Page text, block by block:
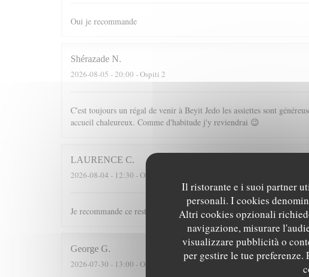
Il ristorante e i suoi partner
personali. I cookies
Altri cookies opzionali
navigazione, misurare
visualizzare pubblicità o
per gestire le tue
Oui je recommande
Shérazade N
2026-08-05 - 20:00 - Ospiti 2
C'est toujours un régal de venir à Beyit Jedo les assiettes sont
accueil chaleureux. Comme d'habitude j'y reviendrai 😉
LAURENCE C
2026-08-04 - 12:30 - Ospiti 10
Je recommande ce restaurant tant pour les plats que pour l'ambiance
George G
2026-07-30 - 13:00 - Ospiti 2